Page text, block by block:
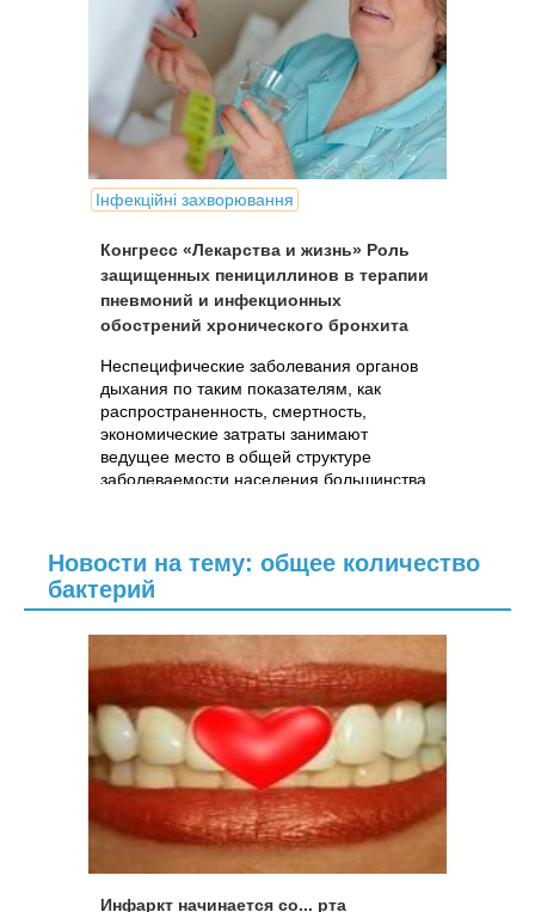
Інфекційні захворювання
Конгресс «Лекарства и жизнь» Роль
защищенных пенициллинов в терапии
пневмоний и инфекционных
обострений хронического бронхита
Неспецифические заболевания органов
дыхания по таким показателям, как
распространенность, смертность,
экономические затраты занимают
ведущее место в общей структуре
заболеваемости населения большинства
Новости на тему: общее количество
бактерий
Инфаркт начинается со... рта